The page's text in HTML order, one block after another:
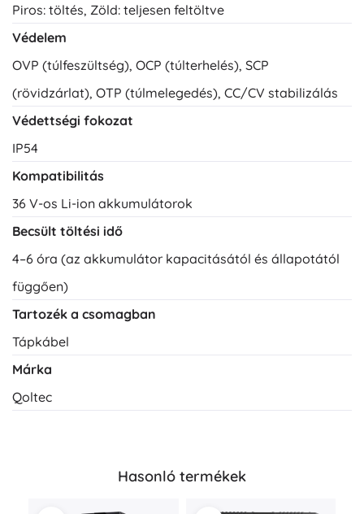
Piros: töltés, Zöld: teljesen feltöltve
Védelem
OVP (túlfeszültség), OCP (túlterhelés), SCP
(rövidzárlat), OTP (túlmelegedés), CC/CV stabilizálás
Védettségi fokozat
IP54
Kompatibilitás
36 V-os Li-ion akkumulátorok
Becsült töltési idő
4–6 óra (az akkumulátor kapacitásától és állapotától
függően)
Tartozék a csomagban
Tápkábel
Márka
Qoltec
Hasonló termékek